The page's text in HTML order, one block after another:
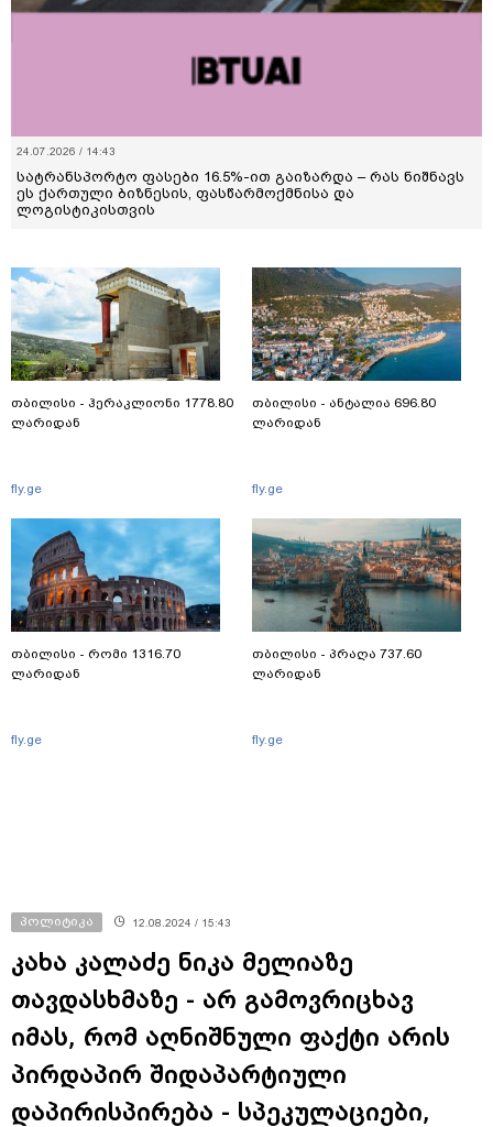
24.07.2026 / 14:43
სატრანსპორტო ფასები 16.5%-ით გაიზარდა – რას ნიშნავს
ეს ქართული ბიზნესის, ფასწარმოქმნისა და
ლოგისტიკისთვის
თბილისი - ჰერაკლიონი 1778.80
ლარიდან
fly.ge
თბილისი - რომი 1316.70
ლარიდან
fly.ge
თბილისი - ანტალია 696.80
ლარიდან
fly.ge
თბილისი - პრაღა 737.60
ლარიდან
fly.ge
პოლიტიკა 12.08.2024 / 15:43
კახა კალაძე ნიკა მელიაზე
თავდასხმაზე - არ გამოვრიცხავ
იმას, რომ აღნიშნული ფაქტი არის
პირდაპირ შიდაპარტიული
დაპირისპირება - სპეკულაციები,